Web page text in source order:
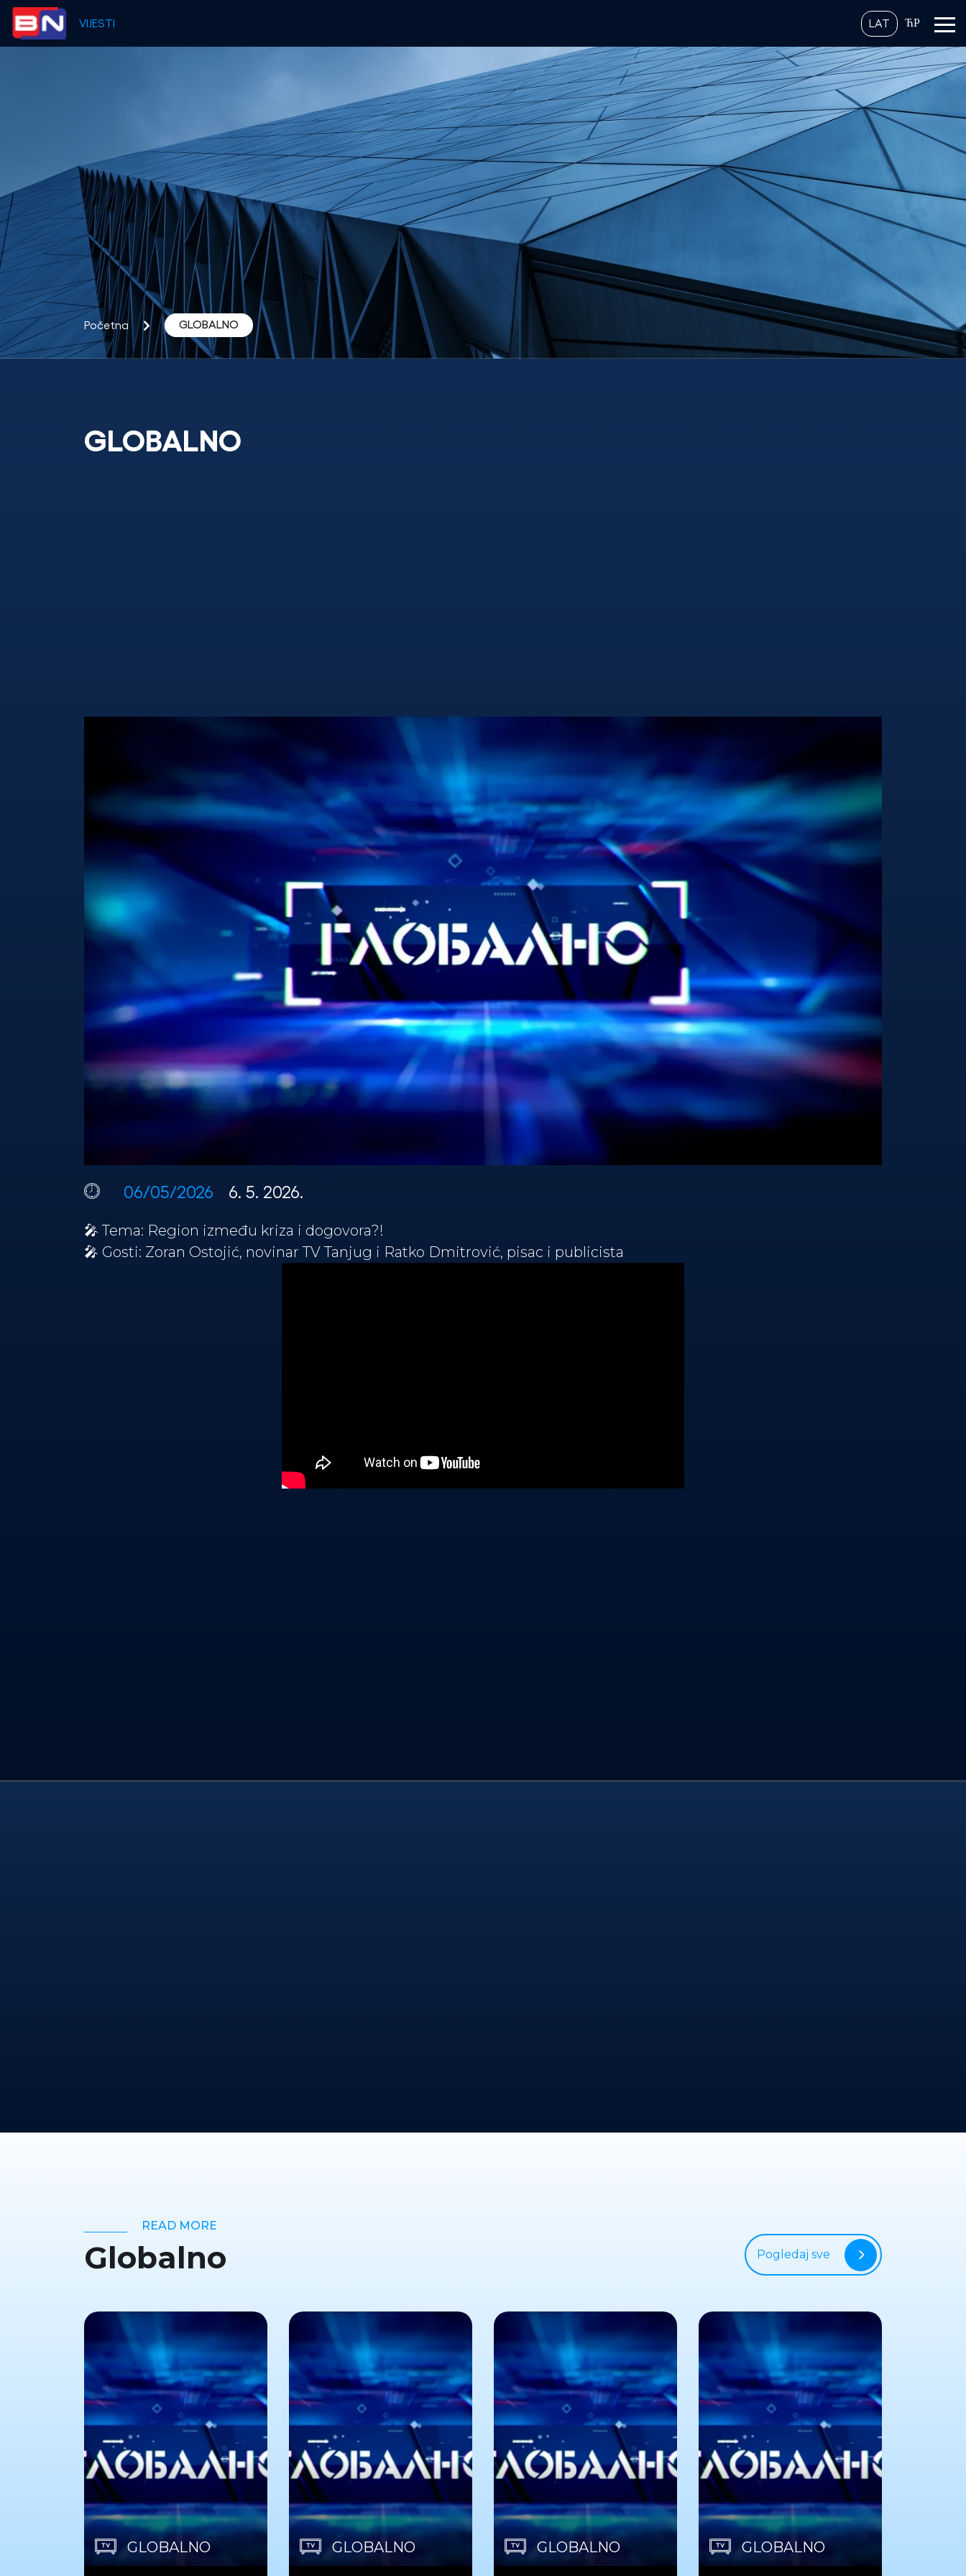
VIJESTI LAT ЋР
Početna GLOBALNO
GLOBALNO
06/05/2026 6. 5. 2026.
🎤 Tema: Region između kriza i dogovora?!
🎤 Gosti: Zoran Ostojić, novinar TV Tanjug i Ratko Dmitrović, pisac i publicista
READ MORE
Globalno Pogledaj sve
GLOBALNO GLOBALNO GLOBALNO GLOBALNO